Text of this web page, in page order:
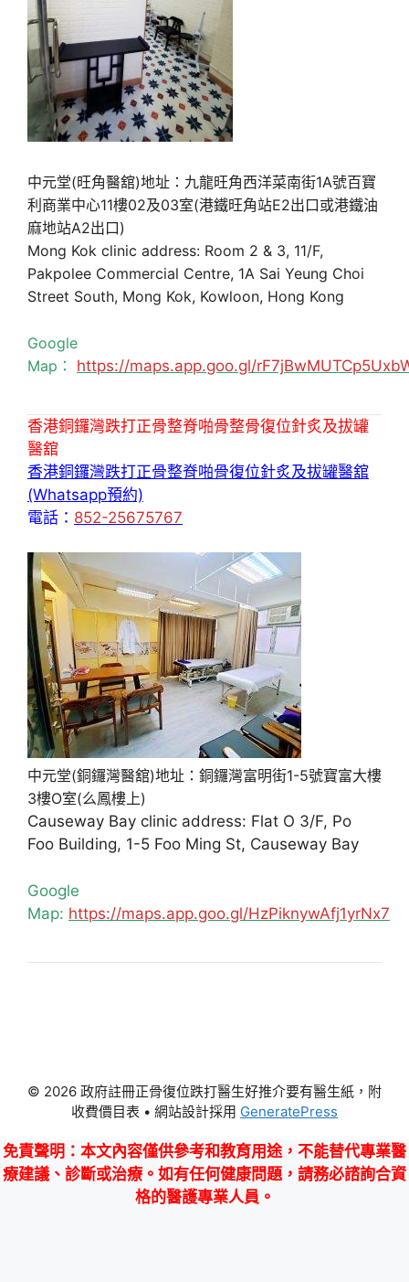
中元堂(旺角醫舘)地址：九龍旺角西洋菜南街1A號百寶
利商業中心11樓02及03室(港鐵旺角站E2出口或港鐵油
麻地站A2出口)
Mong Kok clinic address: Room 2 & 3, 11/F,
Pakpolee Commercial Centre, 1A Sai Yeung Choi
Street South, Mong Kok, Kowloon, Hong Kong
Google
Map： https://maps.app.goo.gl/
香港銅鑼灣跌打正骨整脊啪骨整骨復位針炙及拔罐
醫舘
香港銅鑼灣跌打正骨整脊啪骨復位針炙及拔罐醫舘
(Whatsapp預約)
電話： 852-25675767
中元堂(銅鑼灣醫舘)地址：銅鑼灣富明街1-5號寶富大樓
3樓O室(么鳳樓上)
Causeway Bay clinic address: Flat O 3/F, Po
Foo Building, 1-5 Foo Ming St, Causeway Bay
Google
Map: https://maps.app.goo.gl/HzPiknywAfj1yrNx7
© 2026 政府註冊正骨復位跌打醫生好推介要有醫生紙，附
收費價目表 • 網站設計採用 GeneratePress
免責聲明 ：本文內容僅供參考和教育用途，不能替代專業醫
療建議、診斷或治療。如有任何健康問題，請務必諮詢合資
格的醫護專業人員。